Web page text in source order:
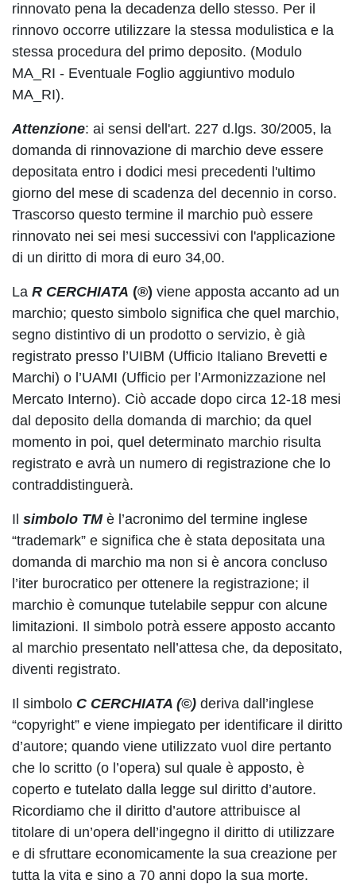
rinnovato pena la decadenza dello stesso. Per il
rinnovo occorre utilizzare la stessa modulistica e la
stessa procedura del primo deposito. (Modulo
MA_RI - Eventuale Foglio aggiuntivo modulo
MA_RI).
Attenzione: ai sensi dell'art. 227 d.lgs. 30/2005, la
domanda di rinnovazione di marchio deve essere
depositata entro i dodici mesi precedenti l'ultimo
giorno del mese di scadenza del decennio in corso.
Trascorso questo termine il marchio può essere
rinnovato nei sei mesi successivi con l'applicazione
di un diritto di mora di euro 34,00.
La R CERCHIATA (®) viene apposta accanto ad un
marchio; questo simbolo significa che quel marchio,
segno distintivo di un prodotto o servizio, è già
registrato presso l’UIBM (Ufficio Italiano Brevetti e
Marchi) o l’UAMI (Ufficio per l’Armonizzazione nel
Mercato Interno). Ciò accade dopo circa 12-18 mesi
dal deposito della domanda di marchio; da quel
momento in poi, quel determinato marchio risulta
registrato e avrà un numero di registrazione che lo
contraddistinguerà.
Il simbolo TMè l’acronimo del termine inglese
“trademark” e significa che è stata depositata una
domanda di marchio ma non si è ancora concluso
l’iter burocratico per ottenere la registrazione; il
marchio è comunque tutelabile seppur con alcune
limitazioni. Il simbolo potrà essere apposto accanto
al marchio presentato nell’attesa che, da depositato,
diventi registrato.
Il simbolo C CERCHIATA (©) deriva dall’inglese
“copyright” e viene impiegato per identificare il diritto
d’autore; quando viene utilizzato vuol dire pertanto
che lo scritto (o l’opera) sul quale è apposto, è
coperto e tutelato dalla legge sul diritto d’autore.
Ricordiamo che il diritto d’autore attribuisce al
titolare di un’opera dell’ingegno il diritto di utilizzare
e di sfruttare economicamente la sua creazione per
tutta la vita e sino a 70 anni dopo la sua morte.